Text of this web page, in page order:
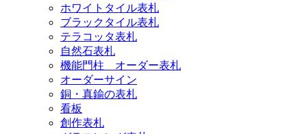
ホワイトタイル表札
ブラックタイル表札
テラコッタ表札
自然石表札
機能門柱 オーダー表札
オーダーサイン
銅・真鍮の表札
看板
創作表札